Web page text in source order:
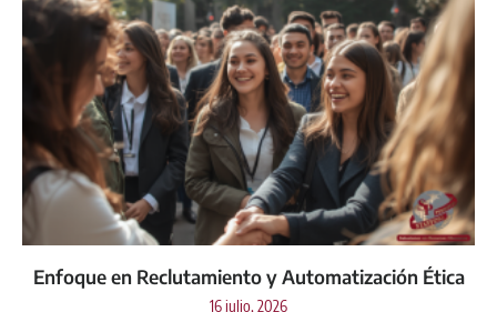
Enfoque en Reclutamiento y Automatización Ética
16 julio, 2026